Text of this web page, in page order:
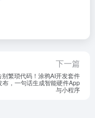
下一篇
别繁琐代码！涂鸦AI开发套件
布，一句话生成智能硬件App
与小程序